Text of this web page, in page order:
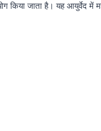
किया जाता है। यह आयुर्वेद में